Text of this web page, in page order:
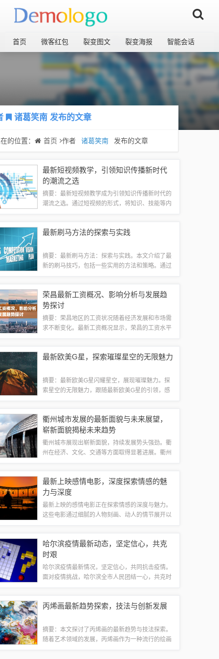
首页 微客红包 裂变图文 裂变海报 智能会话
诸葛笑南发布的文章
的位置： 首页 作者 诸葛笑南 发布的文章
最新短视频教学，引领知识传播新时代
的潮流之选
摘要：最新短视频教学成为引领知识传播新时代的
潮流之选。通过短视频的形式，将知识、技能等内
的生活方式，有效吸引了年轻群体的注意力，...
最新刷马方法的探索与实践
摘要：最新刷马方法：探索与实践。本文介绍了最
新的刷马技巧，包括一些实用的方法和策略。通过
作为一项历史悠久的户外竞技活动，旨在考验...
荣昌最新工资概况、影响分析与发展趋
势探讨
摘要：荣昌地区的工资状况随着经济发展和市场需
求不断变化。最新工资概况显示，荣昌的工资水平
解当地工资状况及其发展趋势。荣昌最新工资...
最新欧美G星，探索璀璨星空的无限魅力
摘要：最新欧美G星闪耀星空，展现璀璨魅力。探
索星空的无限魅力，跟随最新欧美G星的引领，感
上这段探索之旅，领略星空的壮美与浩瀚，追...
衢州城市发展的最新面貌与未来展望，
崭新面貌揭秘未来趋势
衢州城市展现出崭新面貌，持续发展势头强劲。衢
州在经济、文化、交通等方面取得显著进展。衢州
与创新，提升市民生活品质，打造宜居、宜业...
最新上映感情电影，深度探索情感的魅
力与深度
最新上映的感情电影正在探索情感的深度与魅力。
这些电影通过细腻的人物刻画、动人的情节展开以
悲伤痛苦，这些电影都能触动人心，引发共鸣。...
哈尔滨疫情最新动态，坚定信心，共克
时艰
哈尔滨疫情最新情况，坚定信心，共同抗击疫情。
面对疫情挑战，哈尔滨全市人民团结一心，共克时
情，迎来更加美好的明天。随着全球新冠疫情...
丙烯画最新趋势探索，技法与创新发展
摘要：本文探讨了丙烯画的最新趋势与技法探索。
随着艺术领域的发展，丙烯画作为一种流行的绘画